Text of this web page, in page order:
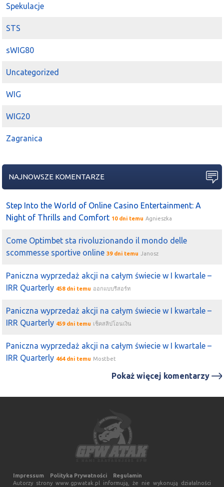
Spekulacje
STS
sWIG80
Uncategorized
WIG
WIG20
Zagranica
NAJNOWSZE KOMENTARZE
Step Into the World of Online Casino Entertainment: A
Night of Thrills and Comfort 10 dni temu Agnieszka
Come Optimbet sta rivoluzionando il mondo delle
scommesse sportive online 39 dni temu Janosz
Paniczna wyprzedaż akcji na całym świecie w I kwartale –
IRR Quarterly 458 dni temu ออกแบบรีสอร์ท
Paniczna wyprzedaż akcji na całym świecie w I kwartale –
IRR Quarterly 459 dni temu เช็คสลิปโอนเงิน
Paniczna wyprzedaż akcji na całym świecie w I kwartale –
IRR Quarterly 464 dni temu Mostbet
Pokaż więcej komentarzy
Impressum Polityka Prywatności
Regulamin
Autorzy strony www.gpwatak.pl informują, że nie wykonują działalności